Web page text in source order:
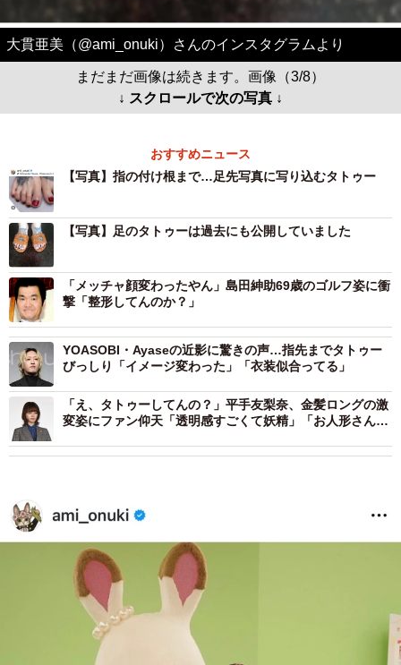
大貫亜美（@ami_onuki）さんのインスタグラムより
まだまだ画像は続きます。画像（3/8）
↓ スクロールで次の写真 ↓
おすすめニュース
【写真】指の付け根まで…足先写真に写り込むタトゥー
【写真】足のタトゥーは過去にも公開していました
「メッチャ顔変わったやん」島田紳助69歳のゴルフ姿に衝
撃「整形してんのか？」
YOASOBI・Ayaseの近影に驚きの声…指先までタトゥー
びっしり「イメージ変わった」「衣装似合ってる」
「え、タトゥーしてんの？」平手友梨奈、金髪ロングの激
変姿にファン仰天「透明感すごくて妖精」「お人形さんみ